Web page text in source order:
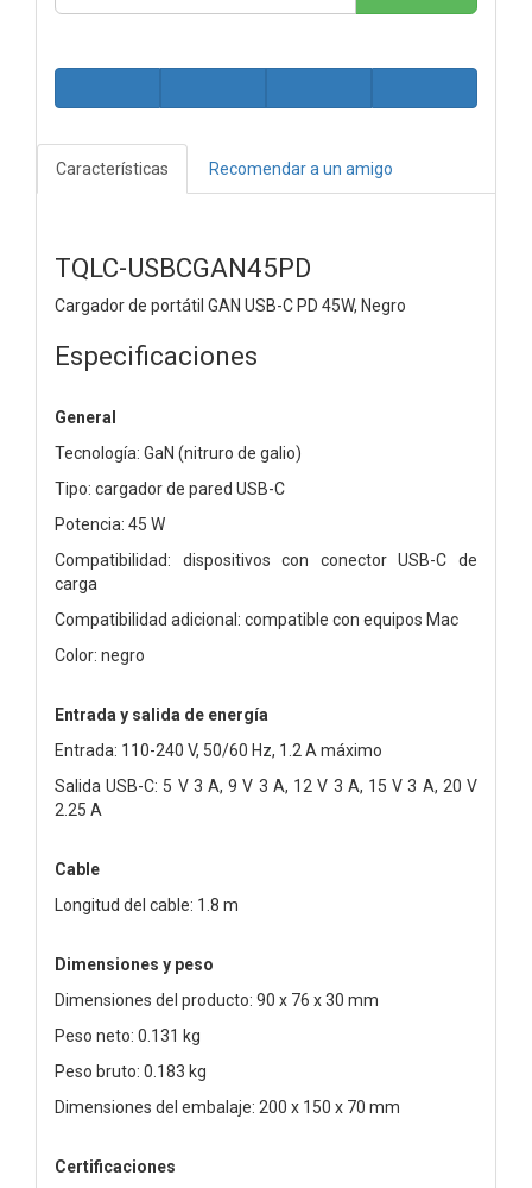
Características Recomendar a un amigo
TQLC-USBCGAN45PD
Cargador de portátil GAN USB-C PD 45W, Negro
Especificaciones
General
Tecnología: GaN (nitruro de galio)
Tipo: cargador de pared USB-C
Potencia: 45 W
Compatibilidad: dispositivos con conector USB-C de
carga
Compatibilidad adicional: compatible con equipos Mac
Color: negro
Entrada y salida de energía
Entrada: 110-240 V, 50/60 Hz, 1.2 A máximo
Salida USB-C: 5 V 3 A, 9 V 3 A, 12 V 3 A, 15 V 3 A, 20 V
2.25 A
Cable
Longitud del cable: 1.8 m
Dimensiones y peso
Dimensiones del producto: 90 x 76 x 30 mm
Peso neto: 0.131 kg
Peso bruto: 0.183 kg
Dimensiones del embalaje: 200 x 150 x 70 mm
Certificaciones